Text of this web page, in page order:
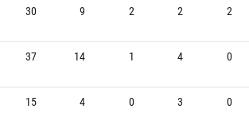
30 9 2 2 2
37 14 1 4 0
15 4 0 3 0